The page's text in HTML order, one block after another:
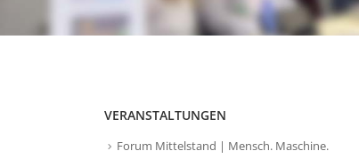
VERANSTALTUNGEN
Forum Mittelstand | Mensch. Maschine.